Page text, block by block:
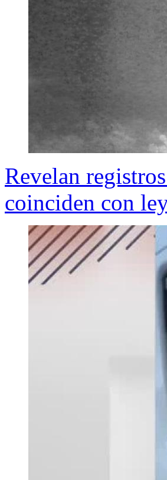
Revelan
coinciden con